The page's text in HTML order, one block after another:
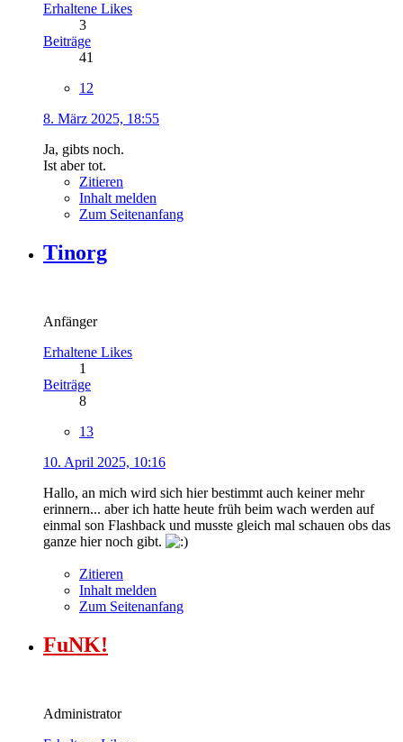
Erhaltene Likes
3
Beiträge
41
12
8. März 2025, 18:55
Ja, gibts noch.
Ist aber tot.
Zitieren
Inhalt melden
Zum Seitenanfang
Tinorg
Anfänger
Erhaltene Likes
1
Beiträge
8
13
10. April 2025, 10:16
Hallo, an mich wird sich hier bestimmt auch keiner mehr
erinnern... aber ich hatte heute früh beim wach werden auf
einmal son Flashback und musste gleich mal schauen obs das
ganze hier noch gibt.
Zitieren
Inhalt melden
Zum Seitenanfang
FuNK!
Administrator